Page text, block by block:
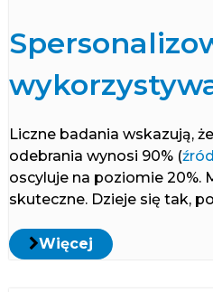
Liczne badania wskazują,
odebrania wynosi 90% (
oscyluje na poziomie 20%.
skuteczne. Dzieje się tak,
Więcej